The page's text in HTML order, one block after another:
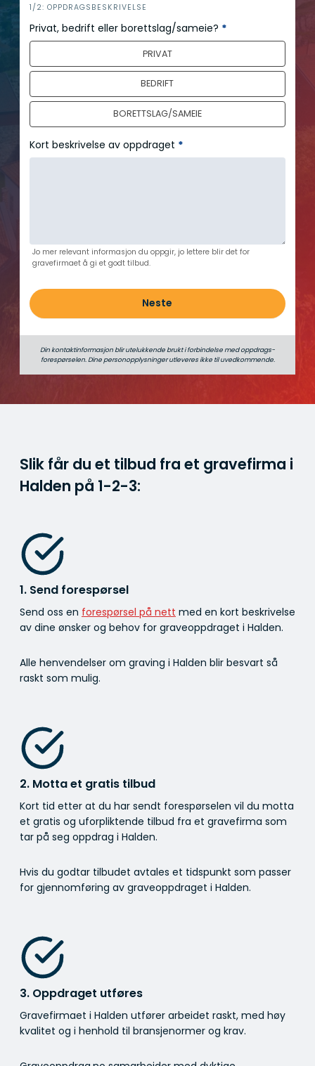
h
e
r
1/2: OPPDRAGSBESKRIVELSE
Privat, bedrift eller borettslag/sameie? *
PRIVAT
BEDRIFT
BORETTSLAG/SAMEIE
Kort beskrivelse av oppdraget *
Jo mer relevant informasjon du oppgir, jo lettere blir det for
gravefirmaet å gi et godt tilbud.
Neste
Din kontaktinformasjon blir utelukkende brukt i forbindelse med oppdrags­
forespørselen. Dine person­­opplysninger utleveres ikke til uvedkommende.
Slik får du et tilbud fra et gravefirma i
Halden på 1-2-3:
1. Send forespørsel
Send oss en forespørsel på nett med en kort beskrivelse
av dine ønsker og behov for graveoppdraget i Halden.
Alle henvendelser om graving i Halden blir besvart så
raskt som mulig.
2. Motta et gratis tilbud
Kort tid etter at du har sendt forespørselen vil du motta
et gratis og uforpliktende tilbud fra et gravefirma som
tar på seg oppdrag i Halden.
Hvis du godtar tilbudet avtales et tidspunkt som passer
for gjennomføring av graveoppdraget i Halden.
3. Oppdraget utføres
Gravefirmaet i Halden utfører arbeidet raskt, med høy
kvalitet og i henhold til bransje­normer og krav.